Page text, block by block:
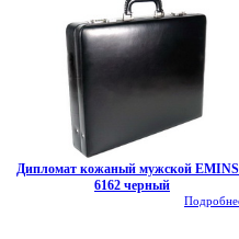
Дипломат кожаный мужской
6162 черный